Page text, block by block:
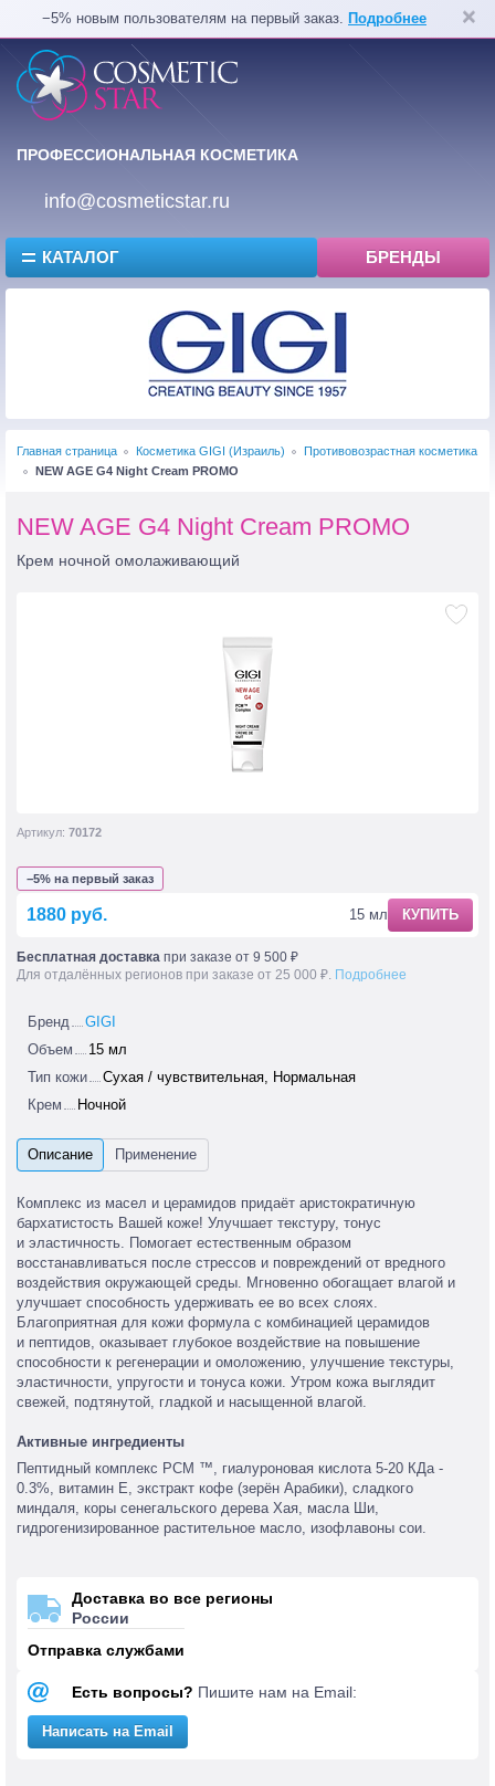
−5% новым пользователям на первый заказ. Подробнее
ПРОФЕССИОНАЛЬНАЯ КОСМЕТИКА
info@cosmeticstar.ru
КАТАЛОГ БРЕНДЫ
Главная страница Косметика GIGI (Израиль)
Противовозрастная косметика
NEW AGE G4 Night Cream PROMO
NEW AGE G4 Night Cream PROMO
Крем ночной омолаживающий
Артикул: 70172
−5% на первый заказ
1880 руб. 15 мл КУПИТЬ
Бесплатная доставка при заказе от 9 500 ₽
Для отдалённых регионов при заказе от 25 000 ₽. Подробнее
Бренд
GIGI
Объем
15 мл
Тип кожи
Сухая / чувствительная, Нормальная
Крем
Ночной
Комплекс из масел и церамидов придаёт аристократичную
бархатистость Вашей коже! Улучшает текстуру, тонус
и эластичность. Помогает естественным образом
восстанавливаться после стрессов и повреждений от вредного
воздействия окружающей среды. Мгновенно обогащает влагой и
улучшает способность удерживать ее во всех слоях.
Благоприятная для кожи формула с комбинацией церамидов
и пептидов, оказывает глубокое воздействие на повышение
способности к регенерации и омоложению, улучшение текстуры,
эластичности, упругости и тонуса кожи. Утром кожа выглядит
свежей, подтянутой, гладкой и насыщенной влагой.
Активные ингредиенты
Пептидный комплекс PCM ™, гиалуроновая кислота 5-20 КДа -
0.3%, витамин Е, экстракт кофе (зерён Арабики), сладкого
миндаля, коры сенегальского дерева Хая, масла Ши,
гидрогенизированное растительное масло, изофлавоны сои.
Доставка во все регионы
России
Отправка службами
Есть вопросы? Пишите нам на Email:
Написать на Email